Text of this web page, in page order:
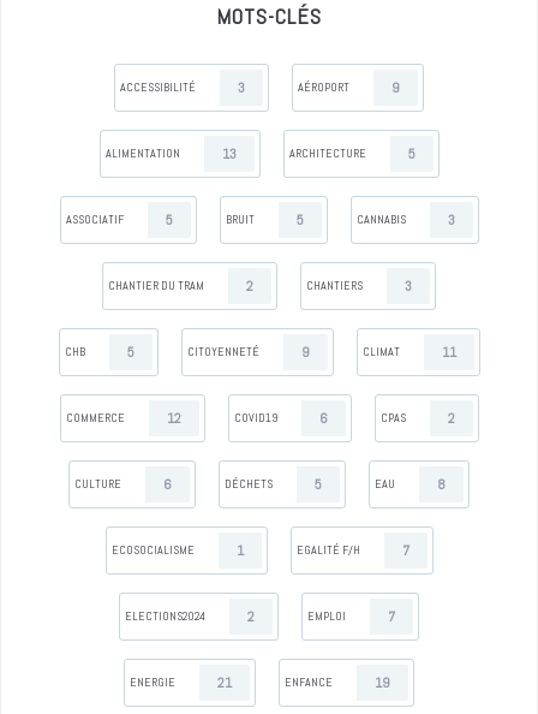
MOTS-CLÉS
ACCESSIBILITÉ 3 AÉROPORT 9
ALIMENTATION 13 ARCHITECTURE 5
ASSOCIATIF 5 BRUIT 5 CANNABIS 3
CHANTIER DU TRAM 2 CHANTIERS 3
CHB 5 CITOYENNETÉ 9 CLIMAT 11
COMMERCE 12 COVID19 6 CPAS 2
CULTURE 6 DÉCHETS 5 EAU 8
ECOSOCIALISME 1 EGALITÉ F/H 7
ELECTIONS2024 2 EMPLOI 7
ENERGIE 21 ENFANCE 19